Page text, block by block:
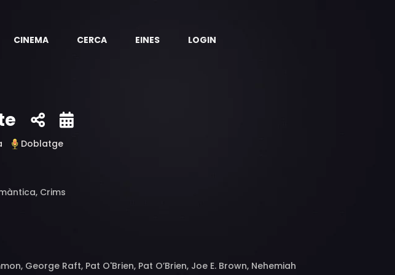
CINEMA CERCA EINES LOGIN
Doblatge
Crims
George Raft, Pat O'Brien, Pat O’Brien, Joe E. Brown, Nehemiah